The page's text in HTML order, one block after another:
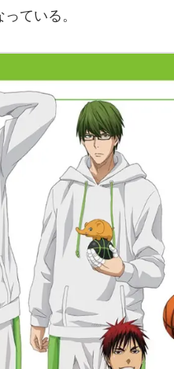
ている。